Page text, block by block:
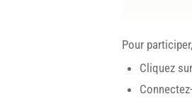
Pour
Cliquez